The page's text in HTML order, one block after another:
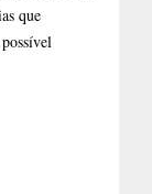
que